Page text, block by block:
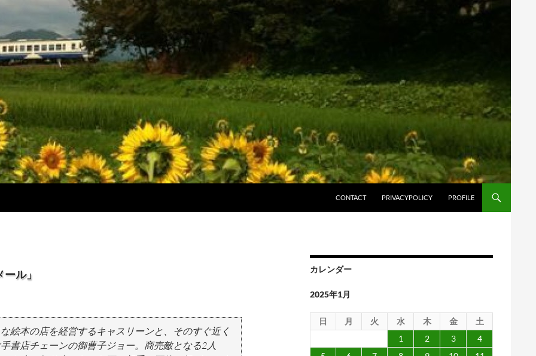
CONTACT
PRIVACYPOLICY PROFILE
ル」
絵本の店を経営するキャスリーンと、そのすぐ近く
書店チェーンの御曹子ジョー。商売敵となる2人
カレンダー
2025年1月
日 月 火 水 木 金
土
1
2 3
4